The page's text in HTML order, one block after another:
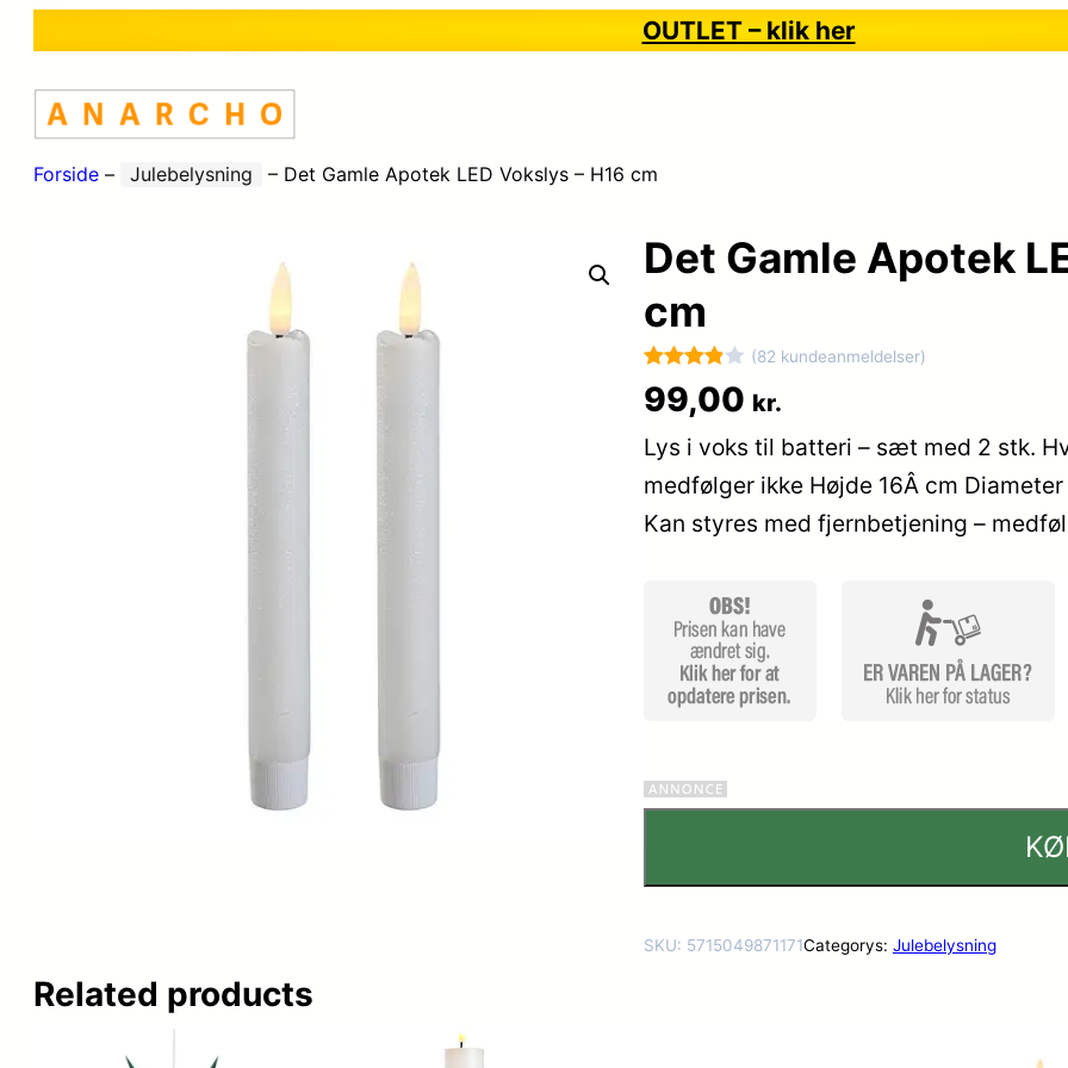
OUTLET – klik her
Forside – Julebelysning – Det Gamle Apotek LED Vokslys – H16 cm
Det Gamle Apotek
cm
Bedømt
som3.9
ud af 5
baseret
82
kundebed
(82 kundeanmeldelser)
99,00 kr.
Lys i voks til batteri – sæt med 2 stk.
medfølger ikke Højde 16Â cm
Kan styres med fjernbetjening –
SKU: 5715049871171Categorys: Julebelysning
Related products